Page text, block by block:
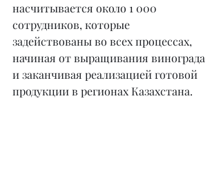
насчитывается около 1 000
сотрудников, которые
задействованы во всех процессах,
начиная от выращивания винограда
и заканчивая реализацией готовой
продукции в регионах Казахстана.